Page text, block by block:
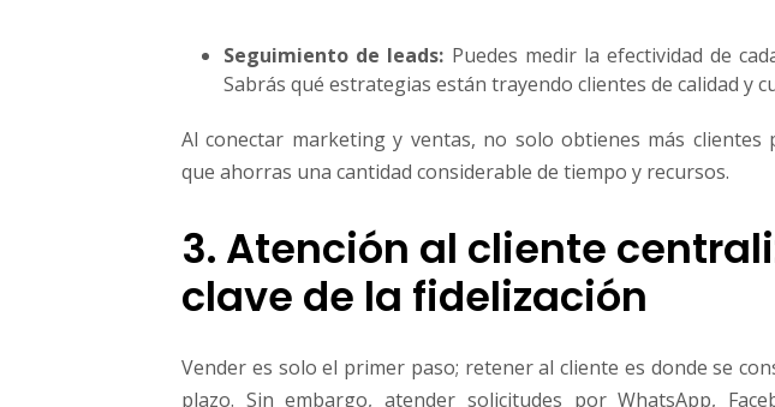
Seguimiento de leads: Puedes medir la efectividad de
Sabrás qué estrategias están trayendo clientes de calidad y
Al conectar marketing y ventas, no solo obtienes más clientes
que ahorras una cantidad considerable de tiempo y recursos.
3. Atención al cliente
clave de la fidelización
Vender es solo el primer paso; retener al cliente es donde se
plazo. Sin embargo, atender solicitudes por WhatsApp,